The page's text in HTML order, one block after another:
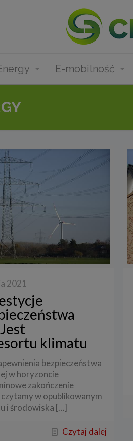
E-mobilność
2021
klimatu
bezpieczeństwa
w horyzoncie
zakończenie
w opublikowanym
i środowiska […]
Czytaj dalej